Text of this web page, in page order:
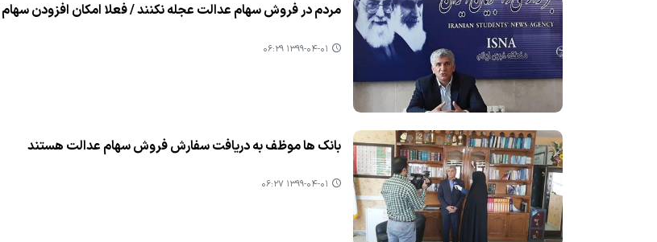
مردم در فروش سهام عدالت عجله نكنند / فعلا امكان افزودن سهام
۱۳۹۹-۰۴-۰۱ ۰۶:۲۹
بانك ها موظف به دریافت سفارش فروش سهام عدالت هستند
۱۳۹۹-۰۴-۰۱ ۰۶:۲۷